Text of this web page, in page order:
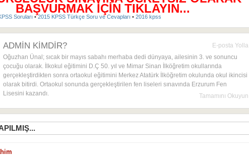
BAŞVURMAK İÇİN TIKLAYIN...
Soruları •2015 KPSS Türkçe Soru ve Cevapları • 2016 kpss
ADMIN KIMDIR?
Oğuzhan Ünal; sıcak bir mayıs sabahı merhaba dedi dünyaya, ailesinin 3. ve sonuncu
çocuğu olarak. İlkokul eğitimini D.Ç 50. yıl ve Mimar Sinan İlköğretim okullarında
gerçekleştirdikten sonra ortaokul eğitimini Merkez Atatürk İlköğretim okulunda okul ikincisi
olarak bitirdi. Ortaokul sonunda gerçekleştirilen fen liseleri sınavında Erzurum Fen
Lisesini kazandı.
Tamamını Okuyun
E-posta Yolla